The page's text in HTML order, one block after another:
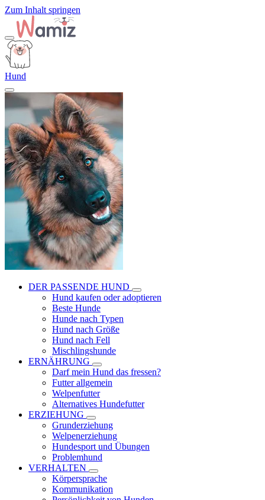
Zum Inhalt springen
Hund
DER PASSENDE HUND
Hund kaufen oder adoptieren
Beste Hunde
Hunde nach Typen
Hund nach Größe
Hund nach Fell
Mischlingshunde
ERNÄHRUNG
Darf mein Hund das fressen?
Futter allgemein
Welpenfutter
Alternatives Hundefutter
ERZIEHUNG
Grunderziehung
Welpenerziehung
Hundesport und Übungen
Problemhund
VERHALTEN
Körpersprache
Kommunikation